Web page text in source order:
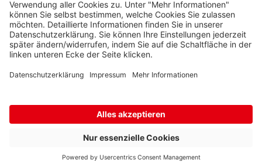
Barrierefreiheit Cookie-Einstellungen Widerrufsrecht
Nachnahmegebühren, wenn nicht anders beschrieben.
* Wir nutzen Trusted Shops als unabhängigen Dienstleister für die
Einholung von Bewertungen. Trusted Shops hat Maßnahmen
getroffen, um sicherzustellen, dass es sich um echte